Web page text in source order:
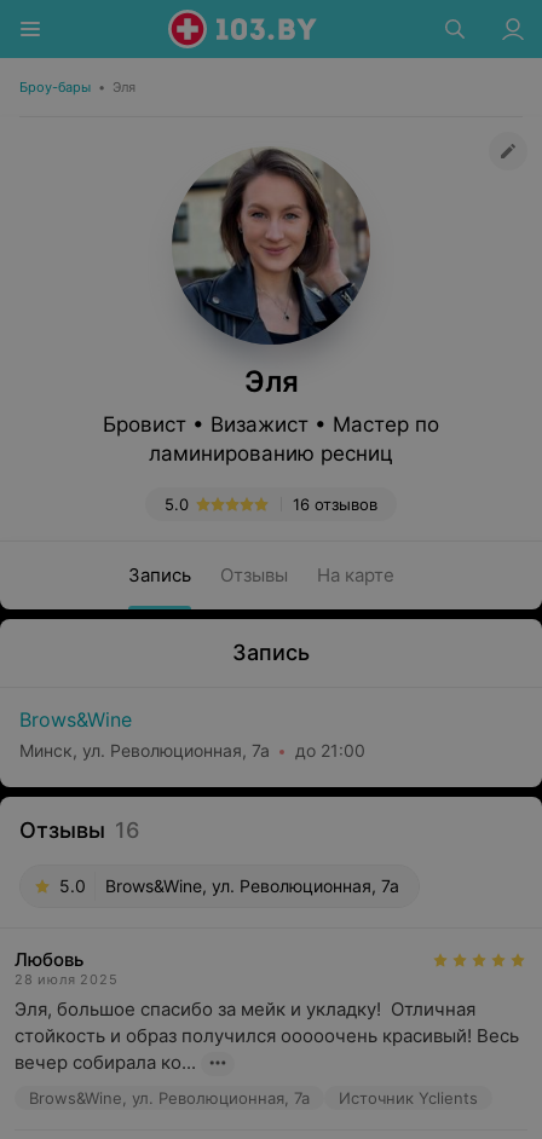
Броу-бары • Эля
Эля
Бровист • Визажист • Мастер по
ламинированию ресниц
16 отзывов
5.0
Запись Отзывы На карте
Запись
Brows&Wine
Минск, ул. Революционная, 7а до 21:00
Отзывы 16
5.0 Brows&Wine, ул. Революционная, 7а
Любовь
28 июля 2025
Эля, большое спасибо за мейк и укладку!  Отличная
стойкость и образ получился ооооочень красивый! Весь
вечер собирала ко...
Brows&Wine, ул. Революционная, 7а Источник Yclients